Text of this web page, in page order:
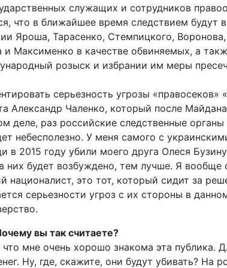
служащих и сотрудников
что в ближайшее время следствием будут
Яроша, Тарасенко, Стемпицкого,
и Максименко в качестве обвиняемых, а
розыск и избрании им меры
серьезность угрозы «правосеков»
Александр Чаленко, который после
деле, раз российские следственные органы
небесполезно. У меня самого с
в 2015 году убили моего друга Олеся
них будет возбуждено, тем лучше. Я вообще
националист, это тот, который сидит за
серьезности угроз с их стороны в
вы так считаете?
мне очень хорошо знакома эта публика.
Ну, где, скажите, они будут убивать? На